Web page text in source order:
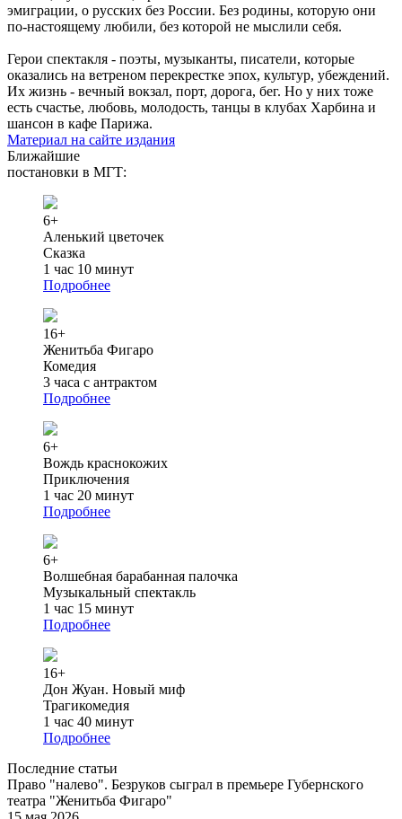
эмиграции, о русских без России. Без родины, которую они
по-настоящему любили, без которой не мыслили себя.
Герои спектакля - поэты, музыканты, писатели, которые
оказались на ветреном перекрестке эпох, культур, убеждений.
Их жизнь - вечный вокзал, порт, дорога, бег. Но у них тоже
есть счастье, любовь, молодость, танцы в клубах Харбина и
шансон в кафе Парижа.
Материал на сайте издания
Ближайшие
постановки в МГТ:
6+
Аленький цветочек
Сказка
1 час 10 минут
Подробнее
16+
Женитьба Фигаро
Комедия
3 часа с антрактом
Подробнее
6+
Вождь краснокожих
Приключения
1 час 20 минут
Подробнее
6+
Волшебная барабанная палочка
Музыкальный спектакль
1 час 15 минут
Подробнее
16+
Дон Жуан. Новый миф
Трагикомедия
1 час 40 минут
Подробнее
Последние статьи
Право "налево". Безруков сыграл в премьере Губернского
театра "Женитьба Фигаро"